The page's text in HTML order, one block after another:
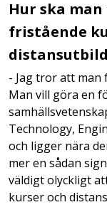
Hur ska
fristående
- Jag tror att man
Man vill göra en
Technology,
och ligger nära
mer en sådan
väldigt olyckligt
kurser och